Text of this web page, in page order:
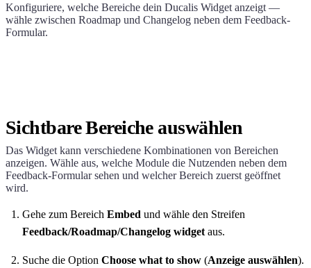
Konfiguriere, welche Bereiche dein Ducalis Widget anzeigt —
wähle zwischen Roadmap und Changelog neben dem Feedback-
Formular.
Sichtbare Bereiche auswählen
Das Widget kann verschiedene Kombinationen von Bereichen
anzeigen. Wähle aus, welche Module die Nutzenden neben dem
Feedback-Formular sehen und welcher Bereich zuerst geöffnet
wird.
Gehe zum Bereich Embed und wähle den Streifen
Feedback/Roadmap/Changelog widget aus.
Suche die Option Choose what to show (Anzeige auswählen).